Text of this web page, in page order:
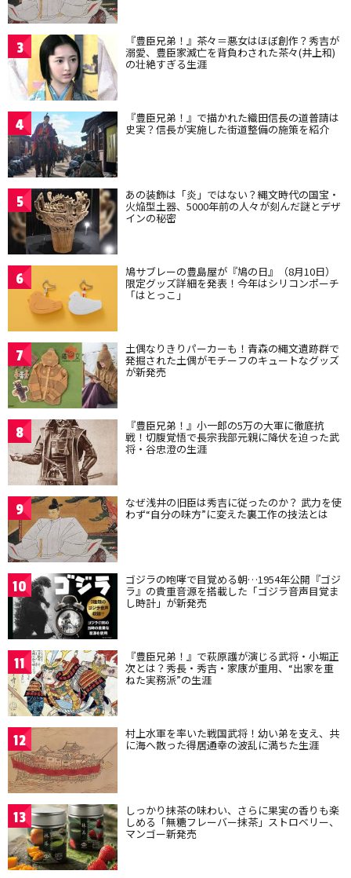
3 『豊臣兄弟！』茶々＝悪女はほぼ創作？秀吉が
溺愛、豊臣家滅亡を背負わされた茶々(井上和)
の壮絶すぎる生涯
4 『豊臣兄弟！』で描かれた織田信長の道普請は
史実？信長が実施した街道整備の施策を紹介
5 あの装飾は「炎」ではない？縄文時代の国宝・
火焔型土器、5000年前の人々が刻んだ謎とデザ
インの秘密
6 鳩サブレーの豊島屋が『鳩の日』（8月10日）
限定グッズ詳細を発表！今年はシリコンポーチ
「はとっこ」
7 土偶なりきりパーカーも！青森の縄文遺跡群で
発掘された土偶がモチーフのキュートなグッズ
が新発売
8 『豊臣兄弟！』小一郎の5万の大軍に徹底抗
戦！切腹覚悟で長宗我部元親に降伏を迫った武
将・谷忠澄の生涯
9 なぜ浅井の旧臣は秀吉に従ったのか？ 武力を使
わず“自分の味方”に変えた裏工作の技法とは
10 ゴジラの咆哮で目覚める朝…1954年公開『ゴジ
ラ』の貴重音源を搭載した「ゴジラ音声目覚ま
し時計」が新発売
11 『豊臣兄弟！』で萩原護が演じる武将・小堀正
次とは？秀長・秀吉・家康が重用、“出家を重
ねた実務派”の生涯
12 村上水軍を率いた戦国武将！幼い弟を支え、共
に海へ散った得居通幸の波乱に満ちた生涯
13 しっかり抹茶の味わい、さらに果実の香りも楽
しめる「無糖フレーバー抹茶」ストロベリー、
マンゴー新発売